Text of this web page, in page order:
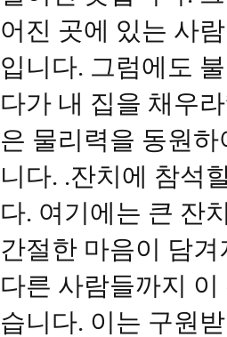
어진 곳에 있는 사
입니다. 그럼에도
다가 내 집을 채우
은 물리력을 동원
니다. .잔치에 참석
다. 여기에는 큰 잔
간절한 마음이 담
다른 사람들까지
습니다. 이는 구원